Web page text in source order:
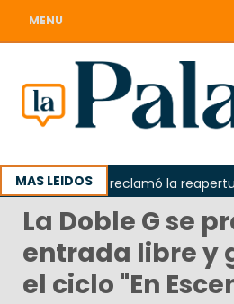
MENU
MAS LEIDOS
Odarda reclamó la reapertura
La Doble G se
entrada libre y
el ciclo "En